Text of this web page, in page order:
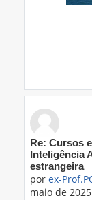
Em resposta
Re: Cursos
Inteligência
estrangeira
porex-
maio de